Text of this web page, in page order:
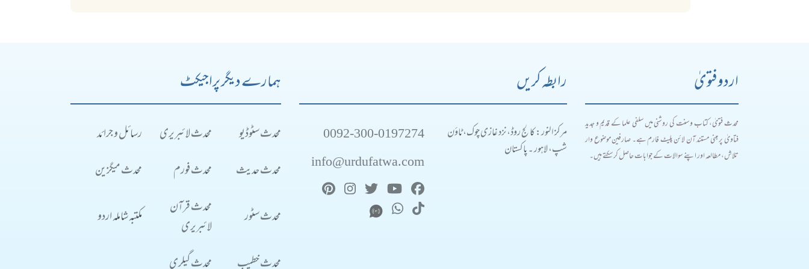
اردو فتویٰ
محدث فتویٰ، کتاب و سنت کی روشنی میں سلفی علما کے قدیم و جدید
فتاویٰ پر مبنی مستند آن لائن پلیٹ فارم ہے۔ صارفین موضوع وار
تلاش، مطالعہ اور اپنے سوالات کے جوابات حاصل کر سکتے ہیں۔
رابطہ کریں
مرکز النور: کالج روڈ، نزد غازی چوک، ٹاؤن
شپ، لاہور ۔ پاکستان
0092-300-0197274
info@urdufatwa.com
ہمارے دیگر پراجیکٹ
محدث سٹوڈیو محدث لائبریری
رسائل و جرائد
محدث حدیث
محدث فورم محدث میگزین
محدث سٹور
محدث قرآن
لائبریری
مکتبہ شاملہ اردو
محدث خطیب محدث گیلری